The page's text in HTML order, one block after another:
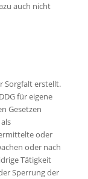
auch nicht
Sorgfalt erstellt.
für eigene
Gesetzen
oder
oder nach
Tätigkeit
Sperrung der